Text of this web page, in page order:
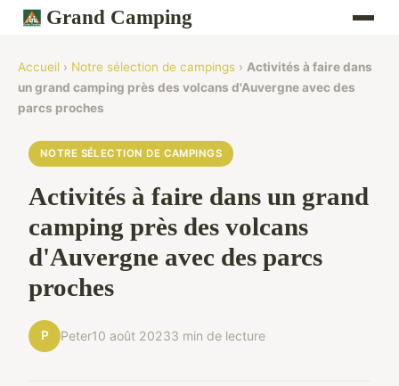
Grand Camping
Accueil › Notre sélection de campings › Activités à faire dans
un grand camping près des volcans d'Auvergne avec des
parcs proches
NOTRE SÉLECTION DE CAMPINGS
Activités à faire dans un grand
camping près des volcans
d'Auvergne avec des parcs
proches
P Peter10 août 20233 min de lecture